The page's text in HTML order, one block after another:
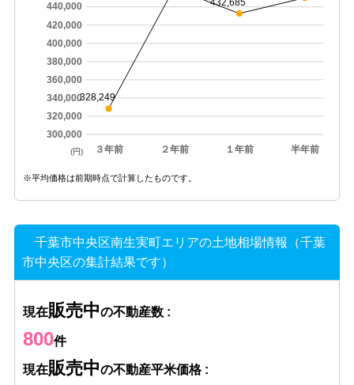
３年前 ２年前 １年前 半年前
300,000
320,000
340,000
360,000
380,000
400,000
420,000
440,000
328,249
432,685
(円)
※平均価格は前期時点で計算したものです。
千葉市中央区南生実町エリアの土地相場情報（千葉
市中央区の集計結果です）
現在販売中の不動産数 :
800件
現在販売中の不動産平米価格 :